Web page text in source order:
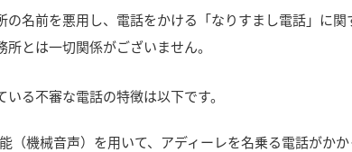
の名前を悪用し、電話をかける「なりすまし電話」に
所とは一切関係がございません。
る不審な電話の特徴は以下です。
（機械音声）を用いて、アディーレを名乗る電話がかか